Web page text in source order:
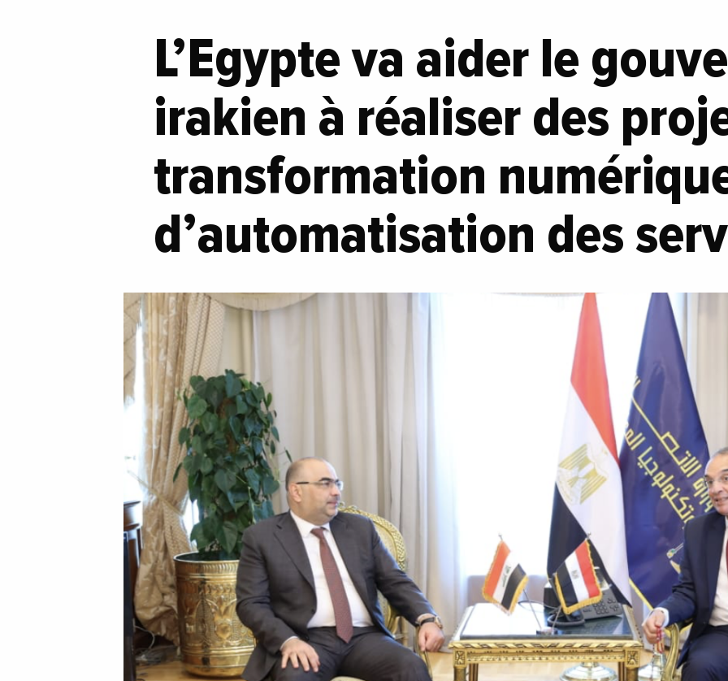
L’Egypte va aider le
irakien à réaliser des
transformation
d’automatisation des